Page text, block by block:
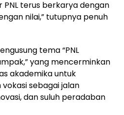
terus berkarya dengan
nilai,” tutupnya penuh
tema “PNL
yang mencerminkan
akademika untuk
sebagai jalan
dan suluh peradaban